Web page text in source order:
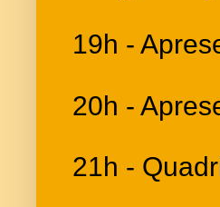
19h -
20h -
21h -